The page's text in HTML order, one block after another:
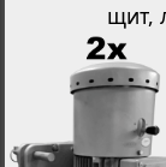
щит,